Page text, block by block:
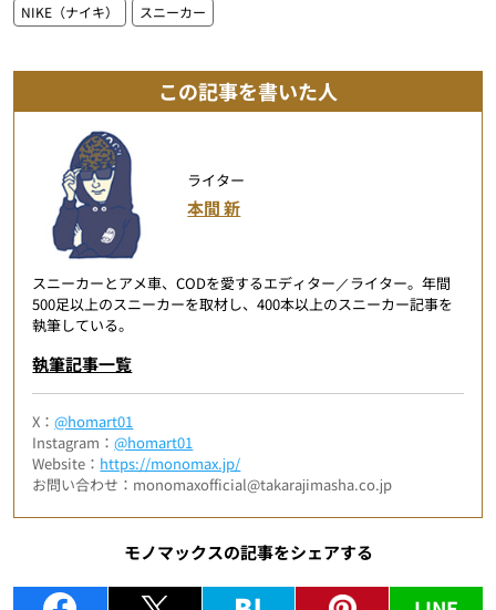
NIKE（ナイキ） スニーカー
この記事を書いた人
ライター
本間 新
スニーカーとアメ車、CODを愛するエディター／ライター。年間
500足以上のスニーカーを取材し、400本以上のスニーカー記事を
執筆している。
執筆記事一覧
X：@homart01
Instagram：@homart01
Website： https://monomax.jp/
お問い合わせ：monomaxofficial@takarajimasha.co.jp
モノマックスの記事をシェアする